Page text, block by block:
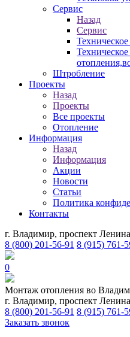
Сервис
Назад
Сервис
Штробление
Проекты
Назад
Проекты
Все проекты
Отопление
Информация
Назад
Информация
Акции
Новости
Статьи
Политика
Контакты
г. Владимир, проспект
8 (800) 201-56-91 8 (915) 761-
0
Монтаж отопления во
г. Владимир, проспект
8 (800) 201-56-91 8 (915) 761-
Заказать звонок